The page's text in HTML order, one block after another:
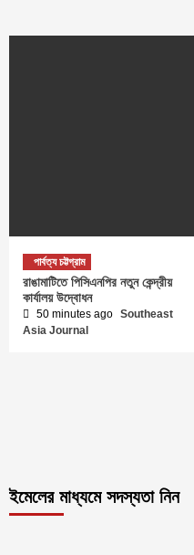
পার্বত্য চট্টগ্রাম
রাঙামাটিতে পিসিএনপির নতুন কেন্দ্রীয়
কার্যালয় উদ্বোধন
50 minutes ago Southeast
Asia Journal
ইমেলের মাধ্যমে সদস্যতা নিন